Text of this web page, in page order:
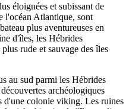
éloignées et subissant de
l'océan Atlantique, sont
plus aventureuses en
d'îles, les Hébrides
rude et sauvage des îles
au sud parmi les Hébrides
archéologiques
d'une colonie viking. Les ruines